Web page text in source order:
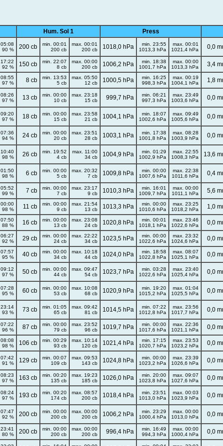
Hum. Sol 1 Press
90 %
200 cb
min. 00:01
200 cb
max. 00:01
200 cb
1018,0 hPa
min. 23:55
1013,3 hPa
max. 00:01
1021,4 hPa
0,0
92 %
150 cb
min. 22:07
8 cb
max. 00:00
200 cb
1006,2 hPa
min. 18:38
1001,7 hPa
max. 00:00
1013,3 hPa
3,4
97 %
8 cb
min. 13:53
5 cb
max. 05:50
12 cb
1000,5 hPa
min. 16:25
998,3 hPa
max. 00:19
1004,1 hPa
1,8
97 %
13 cb
min. 00:00
10 cb
max. 23:18
15 cb
999,7 hPa
min. 06:21
997,3 hPa
max. 23:49
1003,6 hPa
0,0
97 %
18 cb
min. 00:00
15 cb
max. 23:58
21 cb
1004,1 hPa
min. 18:07
1002,6 hPa
max. 09:49
1005,6 hPa
0,0
94 %
24 cb
min. 00:00
20 cb
max. 23:51
28 cb
1003,1 hPa
min. 17:38
1001,8 hPa
max. 08:28
1003,9 hPa
0,0
98 %
26 cb
min. 19:52
4 cb
max. 11:00
34 cb
1004,9 hPa
min. 01:29
1002,9 hPa
max. 22:55
1008,3 hPa
13,6
98 %
6 cb
min. 00:00
5 cb
max. 20:32
7 cb
1009,8 hPa
min. 00:00
1007,6 hPa
max. 22:38
1011,6 hPa
0,4
99 %
7 cb
min. 00:00
7 cb
max. 23:17
9 cb
1010,3 hPa
min. 16:01
1009,7 hPa
max. 00:00
1011,1 hPa
5,6
98 %
11 cb
min. 00:00
9 cb
max. 21:54
13 cb
1013,3 hPa
min. 00:00
1010,6 hPa
max. 23:25
1018,2 hPa
1,0
88 %
16 cb
min. 00:00
13 cb
max. 23:08
24 cb
1020,8 hPa
min. 00:01
1018,1 hPa
max. 23:46
1022,6 hPa
0,0
92 %
29 cb
min. 00:00
24 cb
max. 22:22
34 cb
1023,5 hPa
min. 00:00
1022,6 hPa
max. 23:32
1024,6 hPa
0,0
95 %
40 cb
min. 00:00
34 cb
max. 10:18
44 cb
1024,0 hPa
min. 18:58
1022,8 hPa
max. 08:07
1025,1 hPa
0,0
97 %
50 cb
min. 00:00
44 cb
max. 09:47
54 cb
1023,7 hPa
min. 03:28
1022,6 hPa
max. 23:40
1025,4 hPa
0,0
95 %
60 cb
min. 00:00
53 cb
max. 10:08
68 cb
1020,9 hPa
min. 19:20
1015,2 hPa
max. 01:04
1025,5 hPa
0,0
93 %
73 cb
min. 01:05
65 cb
max. 09:42
81 cb
1014,5 hPa
min. 07:22
1012,8 hPa
max. 23:56
1017,7 hPa
0,0
96 %
87 cb
min. 00:00
79 cb
max. 23:52
96 cb
1019,7 hPa
min. 00:00
1017,6 hPa
max. 22:36
1021,1 hPa
0,0
98 %
106 cb
min. 00:29
93 cb
max. 10:14
120 cb
1021,4 hPa
min. 17:15
1020,7 hPa
max. 23:53
1023,2 hPa
0,0
91 %
129 cb
min. 00:07
109 cb
max. 09:53
143 cb
1024,8 hPa
min. 00:00
1023,2 hPa
max. 23:39
1026,6 hPa
0,0
97 %
163 cb
min. 00:20
135 cb
max. 19:23
185 cb
1026,0 hPa
min. 20:00
1023,8 hPa
max. 09:07
1027,6 hPa
0,0
97 %
193 cb
min. 00:20
174 cb
max. 08:57
200 cb
1018,4 hPa
min. 23:51
1013,0 hPa
max. 00:03
1023,9 hPa
0,0
92 %
200 cb
min. 00:00
200 cb
max. 00:00
200 cb
1006,2 hPa
min. 23:29
1000,4 hPa
max. 00:00
1013,0 hPa
0,0
80 %
200 cb
min. 00:00
200 cb
max. 00:00
200 cb
996,4 hPa
min. 16:49
994,3 hPa
max. 00:00
1000,4 hPa
0,0